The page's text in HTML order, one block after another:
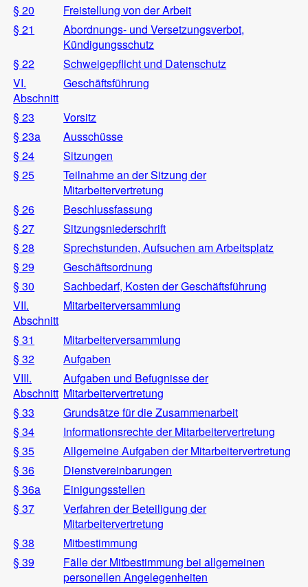
§ 20
Freistellung von der Arbeit
§ 21
Abordnungs- und Versetzungsverbot,
Kündigungsschutz
§ 22
Schweigepflicht und Datenschutz
VI.
Abschnitt
Geschäftsführung
§ 23
Vorsitz
§ 23a
Ausschüsse
§ 24
Sitzungen
§ 25
Teilnahme an der Sitzung der
Mitarbeitervertretung
§ 26
Beschlussfassung
§ 27
Sitzungsniederschrift
§ 28
Sprechstunden, Aufsuchen am Arbeitsplatz
§ 29
Geschäftsordnung
§ 30
Sachbedarf, Kosten der Geschäftsführung
VII.
Abschnitt
Mitarbeiterversammlung
§ 31
Mitarbeiterversammlung
§ 32
Aufgaben
VIII.
Abschnitt
Aufgaben und Befugnisse der
Mitarbeitervertretung
§ 33
Grundsätze für die Zusammenarbeit
§ 34
Informationsrechte der Mitarbeitervertretung
§ 35
Allgemeine Aufgaben der Mitarbeitervertretung
§ 36
Dienstvereinbarungen
§ 36a
Einigungsstellen
§ 37
Verfahren der Beteiligung der
Mitarbeitervertretung
§ 38
Mitbestimmung
§ 39
Fälle der Mitbestimmung bei allgemeinen
personellen Angelegenheiten